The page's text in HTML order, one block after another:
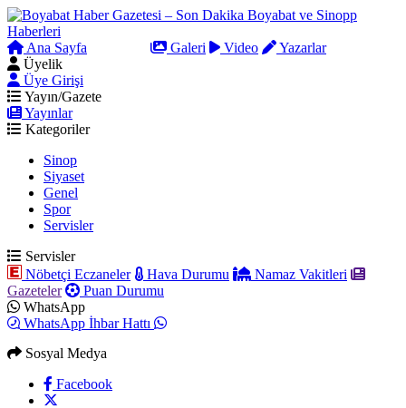
Ana Sayfa Galeri Video
Yazarlar
Üyelik
Üye Girişi
Yayın/Gazete
Yayınlar
Kategoriler
Sinop
Siyaset
Genel
Spor
Servisler
Servisler
Nöbetçi Eczaneler
Hava Durumu
Namaz Vakitleri
Gazeteler
Puan Durumu
WhatsApp
WhatsApp İhbar Hattı
Sosyal Medya
Facebook